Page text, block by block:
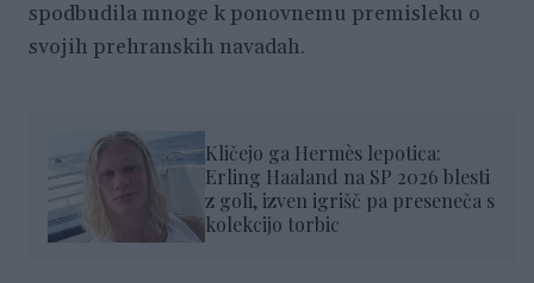
spodbudila mnoge k ponovnemu premisleku o
svojih prehranskih navadah.
Kličejo ga Hermès lepotica:
Erling Haaland na SP 2026 blesti
z goli, izven igrišč pa preseneča s
kolekcijo torbic